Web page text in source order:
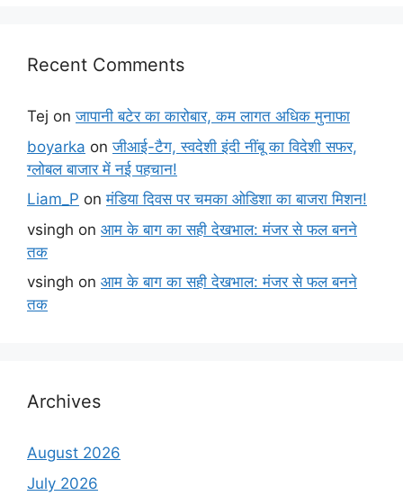
Recent Comments
Tej onजापानी बटेर का कारोबार, कम लागत अधिक मुनाफा
boyarka onजीआई-टैग, स्वदेशी इंदी नींबू का विदेशी सफर,
ग्लोबल बाजार में नई पहचान!
Liam_P onमंडिया दिवस पर चमका ओडिशा का बाजरा मिशन!
vsingh on आम के बाग का सही देखभाल: मंजर से फल बनने
तक
vsingh on आम के बाग का सही देखभाल: मंजर से फल बनने
तक
Archives
August 2026
July 2026